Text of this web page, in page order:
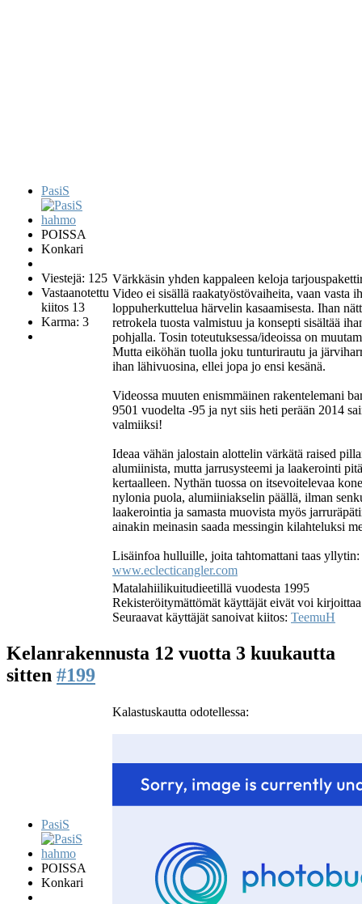
PasiS
POISSA
Konkari
Viestejä: 125
Vastaanotettu
kiitos 13
Karma: 3
Värkkäsin yhden kappaleen keloja
Video ei sisällä raakatyöstövaiheita, vaan vasta
loppuherkuttelua härvelin kasaamisesta. Ihan
retrokela tuosta valmistuu ja konsepti sisältää
pohjalla. Tosin toteutuksessa/ideoissa on
Mutta eiköhän tuolla joku tunturirautu ja
ihan lähivuosina, ellei jopa jo ensi kesänä.
Videossa muuten enismmäinen rakentelemani
9501 vuodelta -95 ja nyt siis heti perään 2014
valmiiksi!
Ideaa vähän jalostain alottelin värkätä raised
alumiinista, mutta jarrusysteemi ja laakerointi
kertaalleen. Nythän tuossa on itsevoitelevaa
nylonia puola, alumiiniakselin päällä, ilman
laakerointia ja samasta muovista myös
ainakin meinasin saada messingin kilahteluksi
Lisäinfoa hulluille, joita tahtomattani taas yllytin:
www.eclecticangler.com
Matalahiilikuitudieetillä vuodesta 1995
Rekisteröitymättömät käyttäjät eivät voi
Seuraavat käyttäjät sanoivat kiitos: TeemuH
Kelanrakennusta 12 vuotta 3 kuukautta
sitten #199
PasiS
POISSA
Konkari
Kalastuskautta odotellessa: